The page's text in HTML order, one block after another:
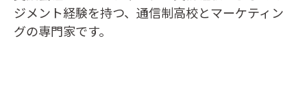
ジメント経験を持つ、通信制高校とマーケティン
グの専門家です。